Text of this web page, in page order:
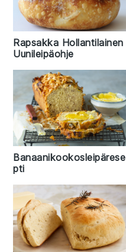
Rapsakka Hollantilainen
Uunileipäohje
Banaanikookosleipärese
pti